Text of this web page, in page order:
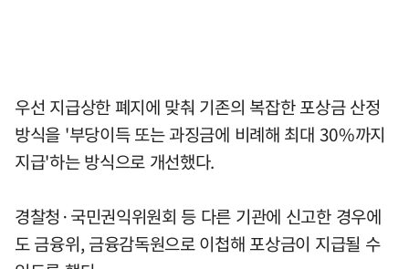
우선 지급상한 폐지에 맞춰 기존의 복잡한 포상금 산정
방식을 '부당이득 또는 과징금에 비례해 최대 30%까지
지급'하는 방식으로 개선했다.
경찰청·국민권익위원회 등 다른 기관에 신고한 경우에
도 금융위, 금융감독원으로 이첩해 포상금이 지급될 수